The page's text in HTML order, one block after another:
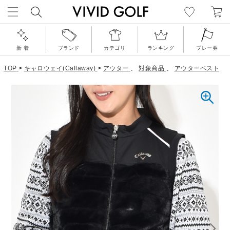
新 着 ブランド カテゴリ ランキング プレー券
TOP > キャロウェイ(Callaway) > アウター 、 対象商品 、 アウターベスト